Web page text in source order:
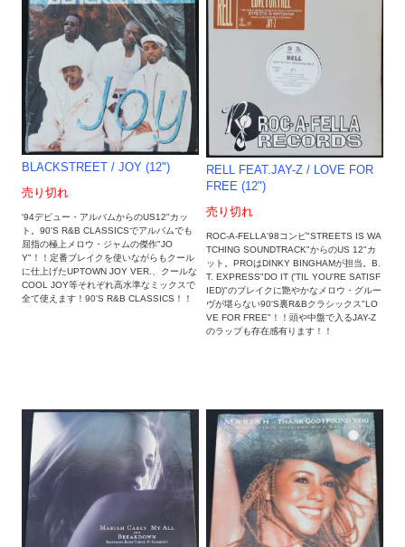
BLACKSTREET / JOY (12")
売り切れ
'94デビュー・アルバムからのUS12"カッ
ト。90'S R&B CLASSICSでアルバムでも
屈指の極上メロウ・ジャムの傑作"JO
Y"！！定番ブレイクを使いながらもクール
に仕上げたUPTOWN JOY VER.、クールな
COOL JOY等それぞれ高水準なミックスで
全て使えます！90'S R&B CLASSICS！！
RELL FEAT.JAY-Z / LOVE FOR
FREE (12")
売り切れ
ROC-A-FELLA'98コンピ"STREETS IS WA
TCHING SOUNDTRACK"からのUS 12"カ
ット。PROはDINKY BINGHAMが担当。B.
T. EXPRESS"DO IT ('TIL YOU'RE SATISF
IED)"のブレイクに艶やかなメロウ・グルー
ヴが堪らない90'S裏R&Bクラシックス"LO
VE FOR FREE"！！頭や中盤で入るJAY-Z
のラップも存在感有ります！！